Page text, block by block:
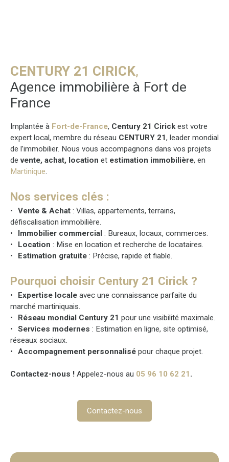
CENTURY 21 CIRICK,
Agence immobilière à Fort de
France
Implantée à Fort-de-France, Century 21 Cirickest votre
expert local, membre du réseau CENTURY 21, leader mondial
de l’immobilier. Nous vous accompagnons dans vos projets
devente, achat, location et estimation immobilière, en
Martinique.
Nos services clés :
Vente & Achat : Villas, appartements, terrains,
défiscalisation immobilière.
Immobilier commercial : Bureaux, locaux, commerces.
Location : Mise en location et recherche de locataires.
Estimation gratuite : Précise, rapide et fiable.
Pourquoi choisir Century 21 Cirick ?
Expertise locale avec une connaissance parfaite du
marché martiniquais.
Réseau mondial Century 21 pour une visibilité maximale.
Services modernes : Estimation en ligne, site optimisé,
réseaux sociaux.
Accompagnement personnalisé pour chaque projet.
Contactez-nous ! Appelez-nous au 05 96 10 62 21 .
Contactez-nous